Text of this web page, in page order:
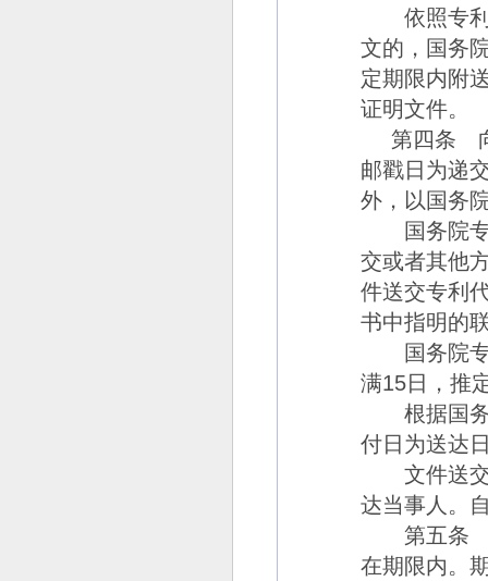
依照专利
文的，国务
定期限内附
证明文件。
第四条
邮戳日为递
外，以国务
国务院专
交或者其他
件送交专利
书中指明的
国务院专
满15日，推
根据国务
付日为送达
文件送交
达当事人。
第五条
在期限内。